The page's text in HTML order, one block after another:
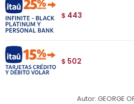
$ 443
$ 502
Autor: GEORGE